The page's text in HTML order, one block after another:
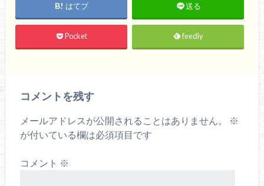
はてブ 送る
Pocket feedly
コメントを残す
メールアドレスが公開されることはありません。
※
が付いている欄は必須項目です
コメント ※